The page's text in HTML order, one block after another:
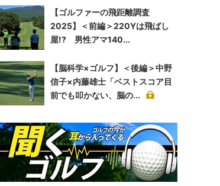
【ゴルファーの飛距離調査
2025】＜前編＞220Yは飛ばし
屋!? 男性アマ140...
【脳科学×ゴルフ】＜後編＞中野
信子×内藤雄士「ベストスコア目
前でも叩かない、脳の...